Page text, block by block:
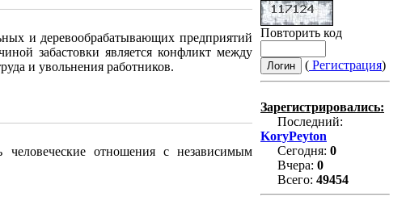
и деревообрабатывающих предприятий
забастовки является конфликт между
и увольнения работников.
отношения с независимым
Повторить код
( Регистрация)
Зарегистрировались:
Последний:
KoryPeyton
Сегодня: 0
Вчера: 0
Всего: 49454